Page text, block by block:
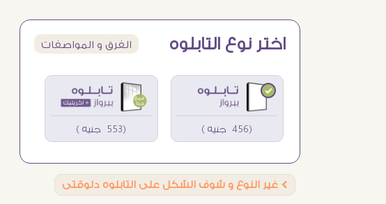
اختر نوع التابلوه الفرق و المواصفات
(456 جنيه ) (553 جنيه )
Ö غير النوع و شوف الشكل على التابلوه دلوقتى